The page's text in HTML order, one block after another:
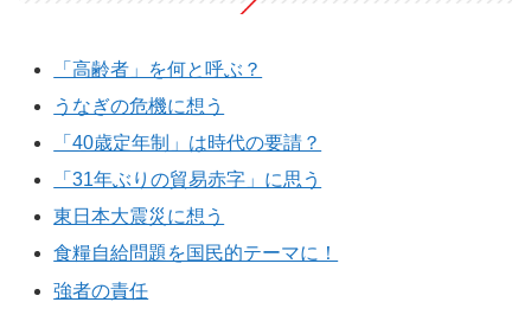
「高齢者」を何と呼ぶ？
うなぎの危機に想う
「40歳定年制」は時代の要請？
「31年ぶりの貿易赤字」に思う
東日本大震災に想う
食糧自給問題を国民的テーマに！
強者の責任